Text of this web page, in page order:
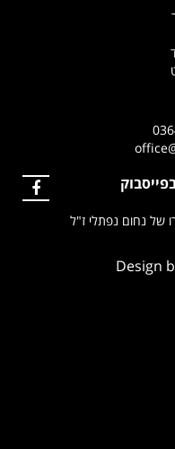
נפתלי ז"ל